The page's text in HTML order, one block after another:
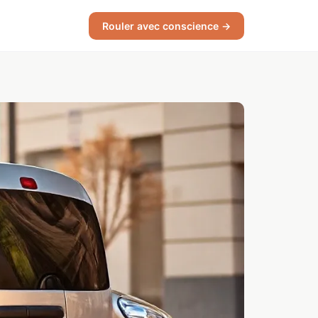
Rouler avec conscience →